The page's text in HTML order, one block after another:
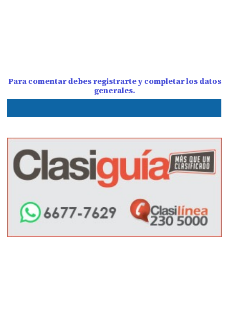
Para comentar debes registrarte y completar los datos
generales.